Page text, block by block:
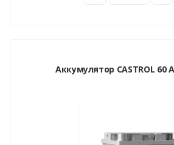
Аккумулятор CASTROL 60